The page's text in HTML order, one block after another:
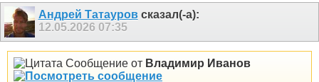
Андрей Татауровсказал(-а):
12.05.2026 07:35
Сообщение от Владимир Иванов